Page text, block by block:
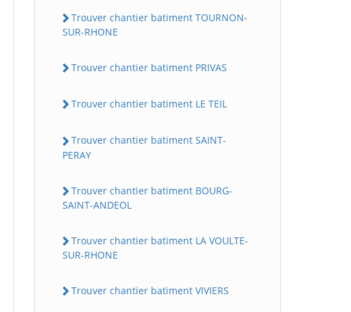
Trouver chantier batiment TOURNON-
SUR-RHONE
Trouver chantier batiment PRIVAS
Trouver chantier batiment LE TEIL
Trouver chantier batiment SAINT-
PERAY
Trouver chantier batiment BOURG-
SAINT-ANDEOL
Trouver chantier batiment LA VOULTE-
SUR-RHONE
Trouver chantier batiment VIVIERS